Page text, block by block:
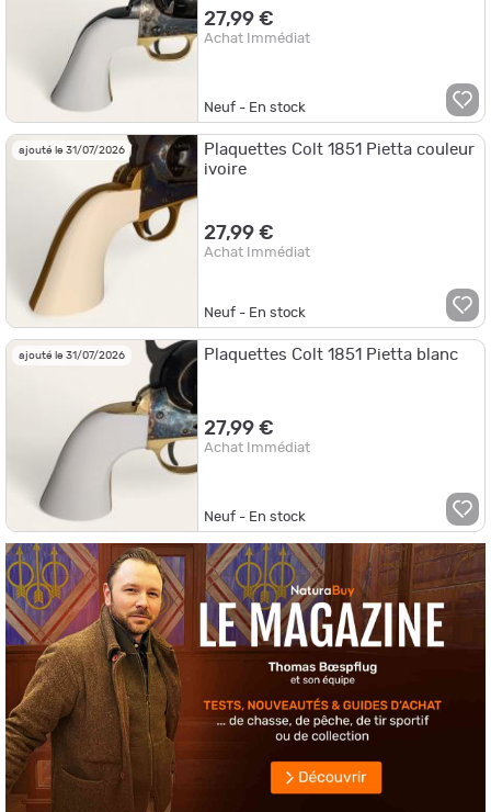
27,99 €
Achat Immédiat
Neuf - En stock
ajouté le 31/07/2026
Plaquettes Colt 1851 Pietta couleur
ivoire
27,99 €
Achat Immédiat
Neuf - En stock
ajouté le 31/07/2026 Plaquettes Colt 1851 Pietta blanc
27,99 €
Achat Immédiat
Neuf - En stock